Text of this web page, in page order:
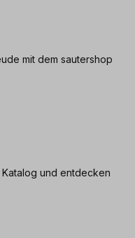
mit dem sautershop
und entdecken